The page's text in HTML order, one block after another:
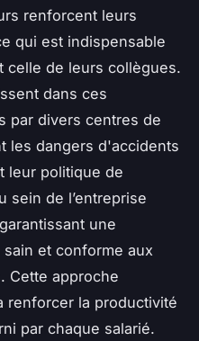
renforcent leurs
qui est indispensable
celle de leurs collègues.
dans ces
par divers centres de
les dangers d'accidents
leur politique de
sein de l’entreprise
une
et conforme aux
Cette approche
renforcer la productivité
par chaque salarié.